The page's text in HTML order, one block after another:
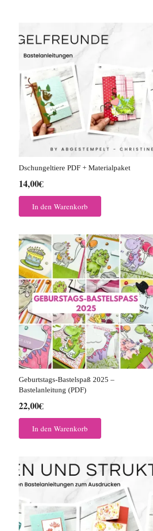
Dschungeltiere PDF + Materialpaket
14,00€
In den Warenkorb
Geburtstags-Bastelspaß 2025 –
Bastelanleitung (PDF)
22,00€
In den Warenkorb